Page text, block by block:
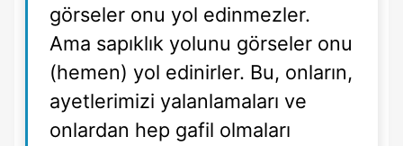
görseler onu yol edinmezler.
Ama sapıklık yolunu görseler onu
(hemen) yol edinirler. Bu, onların,
ayetlerimizi yalanlamaları ve
onlardan hep gafil olmaları